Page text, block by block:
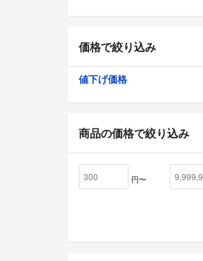
価格で絞り込み
値下げ価格
商品の価格で絞り込み
円〜